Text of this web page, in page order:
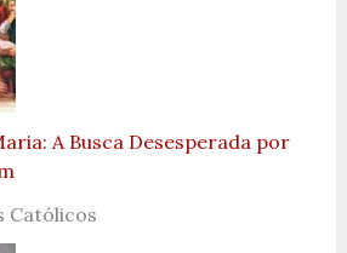
A Busca Desesperada por
Católicos